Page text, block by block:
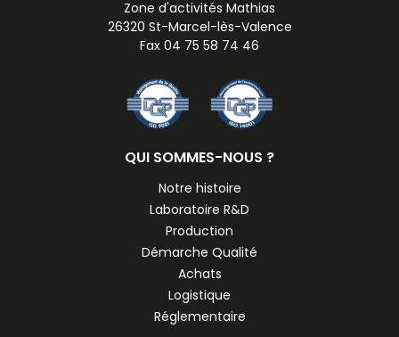
Zone d'activités Mathias
26320 St-Marcel-lès-Valence
Fax 04 75 58 74 46
QUI SOMMES-NOUS ?
Notre histoire
Laboratoire R&D
Production
Démarche Qualité
Achats
Logistique
Réglementaire